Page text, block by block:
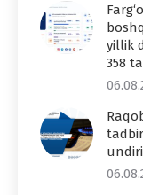
yillik
358